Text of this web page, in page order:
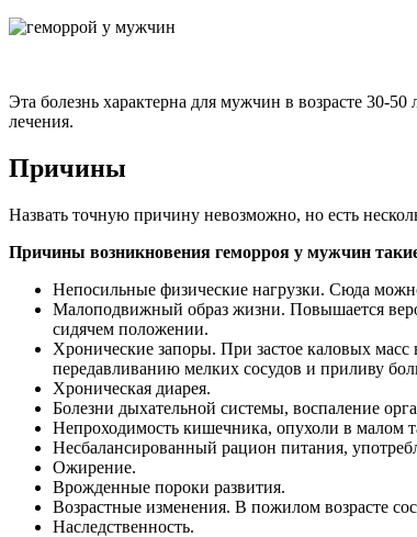
Эта болезнь характерна для мужчин в возрасте 30-
лечения.
Причины
Назвать точную причину невозможно, но есть
Причины возникновения геморроя у мужчин
Непосильные физические нагрузки. Сюда
Малоподвижный образ жизни. Повышается
сидячем положении.
Хронические запоры. При застое каловых
передавливанию мелких сосудов и приливу
Хроническая диарея.
Болезни дыхательной системы, воспаление
Непроходимость кишечника, опухоли в малом
Несбалансированный рацион питания,
Ожирение.
Врожденные пороки развития.
Возрастные изменения. В пожилом возрасте
Наследственность.